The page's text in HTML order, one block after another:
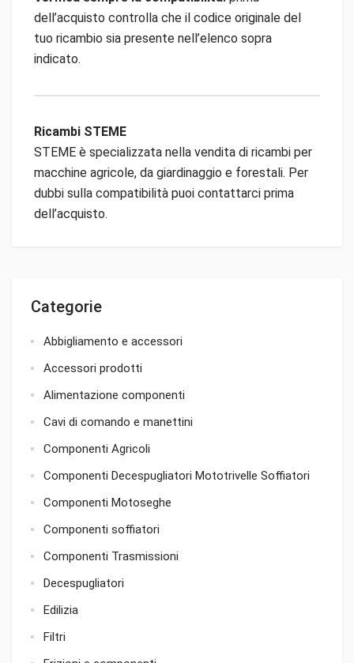
Categorie
Abbigliamento e accessori
Accessori prodotti
Alimentazione componenti
Cavi di comando e manettini
Componenti Agricoli
Componenti Decespugliatori Mototrivelle Soffiatori
Componenti Motoseghe
Componenti soffiatori
Componenti Trasmissioni
Decespugliatori
Edilizia
Filtri
dell’acquisto controlla che il codice originale del
tuo ricambio sia presente nell’elenco sopra
indicato.
Ricambi STEME
STEME è specializzata nella vendita di ricambi per
macchine agricole, da giardinaggio e forestali. Per
dubbi sulla compatibilità puoi contattarci prima
dell’acquisto.